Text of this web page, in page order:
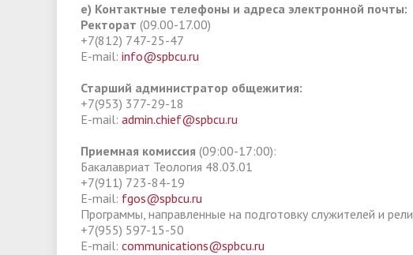
е) Контактные телефоны и адреса электронной почты:
Ректорат (09.00-17.00)
+7(812) 747-25-47
E-mail: info@spbcu.ru
Старший администратор общежития:
+7(953) 377-29-18
E-mail: admin.chief@spbcu.ru
Приемная комиссия (09:00-17:00):
Бакалавриат Теология 48.03.01
+7(911) 723-84-19
E-mail: fgos@spbcu.ru
Программы, направленные на подготовку служителей и
+7(955) 597-15-50
E-mail: communications@spbcu.ru